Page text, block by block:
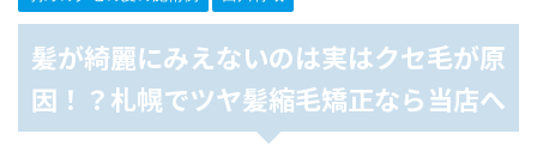
髪が綺麗にみえないのは実はクセ毛が原
因！？札幌でツヤ髪縮毛矯正なら当店へ